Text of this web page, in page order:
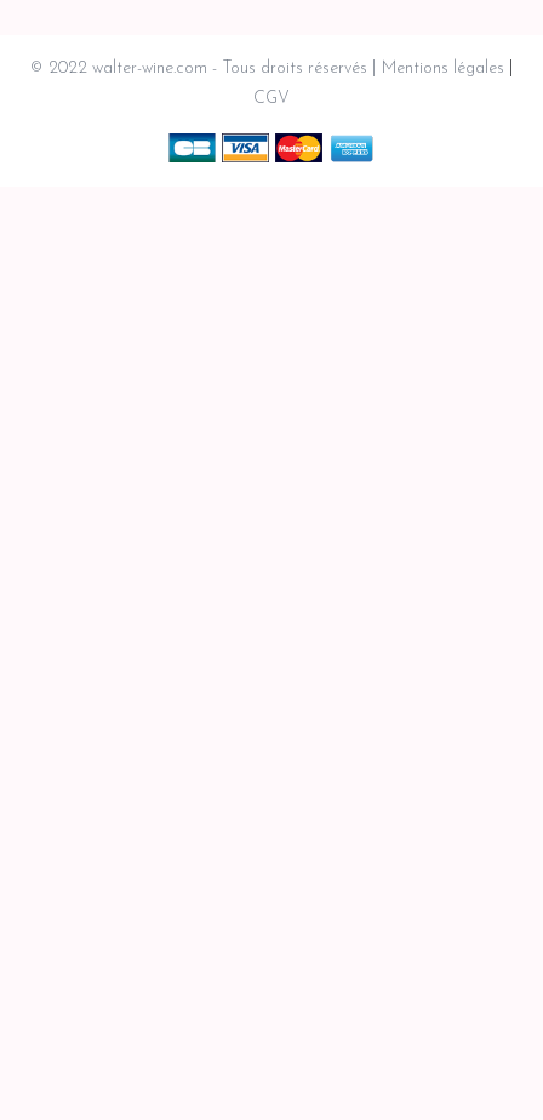
© 2022 walter-wine.com - Tous droits réservés
Mentions légales
CGV